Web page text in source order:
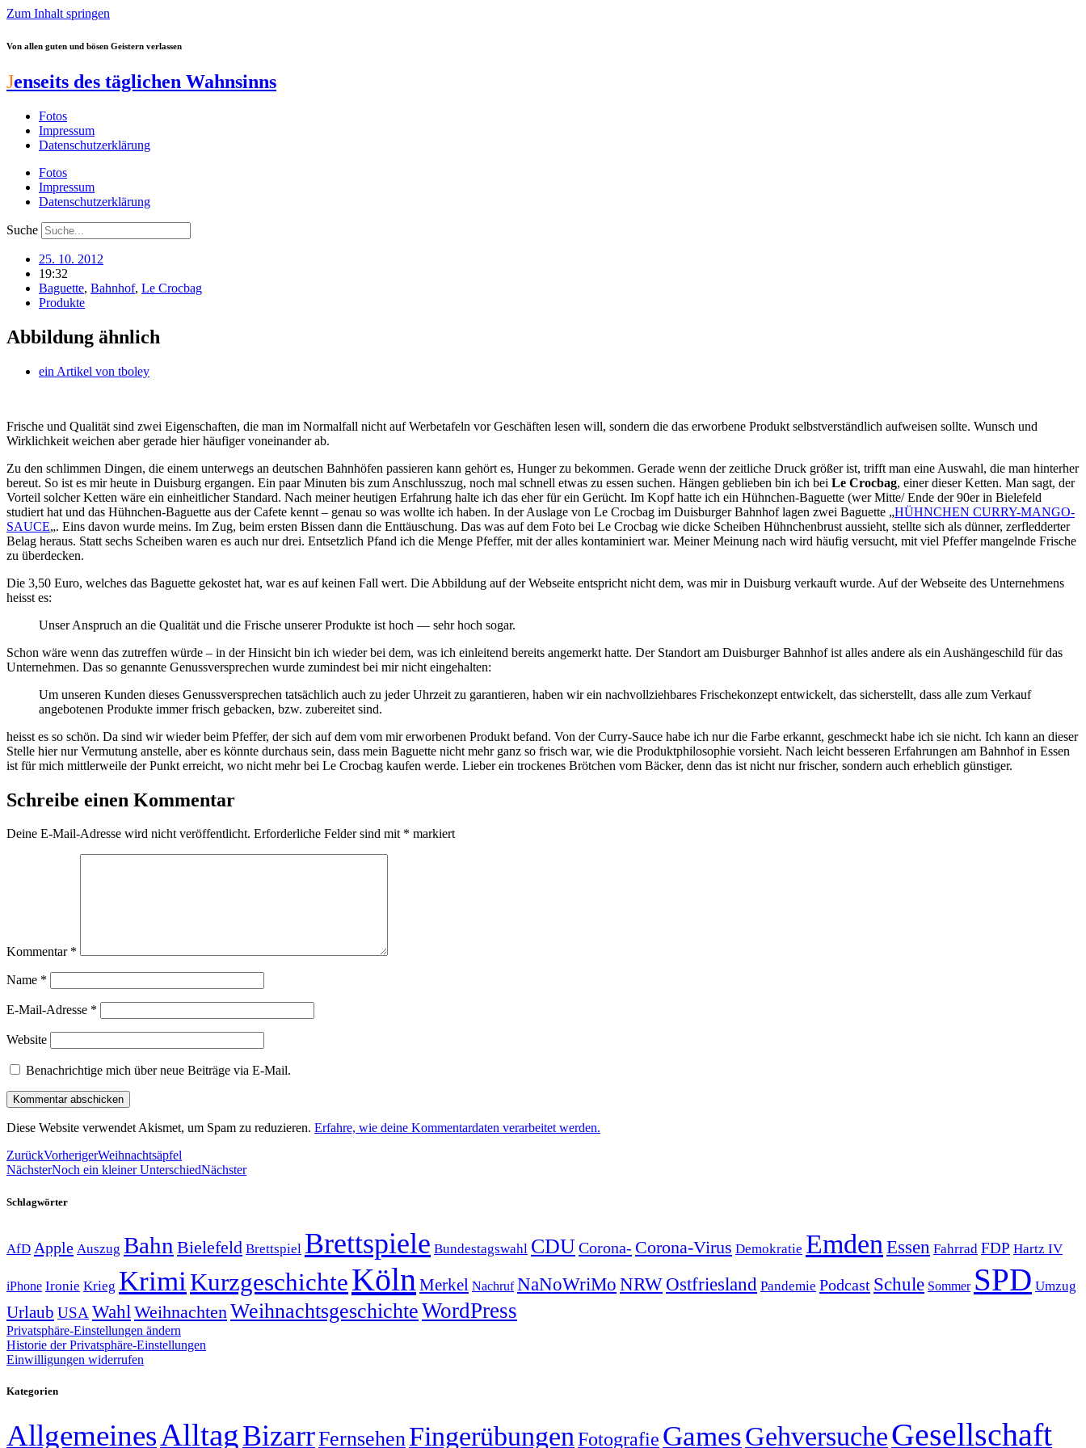
Zum Inhalt springen
Von allen guten und bösen Geistern verlassen
Jenseits des täglichen Wahnsinns
Fotos
Impressum
Datenschutzerklärung
Fotos
Impressum
Datenschutzerklärung
Suche
25. 10. 2012
19:32
Baguette, Bahnhof, Le Crocbag
Produkte
Abbildung ähnlich
ein Artikel von tboley
Frische und Qualität sind zwei Eigenschaften, die man im Normalfall nicht auf Werbetafeln vor Geschäften lesen will, sondern die das erworbene Produkt selbstverständlich aufweisen sollte. Wunsch und
Wirklichkeit weichen aber gerade hier häufiger voneinander ab.
Zu den schlimmen Dingen, die einem unterwegs an deutschen Bahnhöfen passieren kann gehört es, Hunger zu bekommen. Gerade wenn der zeitliche Druck größer ist, trifft man eine Auswahl, die man hinterher
bereut. So ist es mir heute in Duisburg ergangen. Ein paar Minuten bis zum Anschlusszug, noch mal schnell etwas zu essen suchen. Hängen geblieben bin ich bei Le Crocbag, einer dieser Ketten. Man sagt, der
Vorteil solcher Ketten wäre ein einheitlicher Standard. Nach meiner heutigen Erfahrung halte ich das eher für ein Gerücht. Im Kopf hatte ich ein Hühnchen-Baguette (wer Mitte/ Ende der 90er in Bielefeld
studiert hat und das Hühnchen-Baguette aus der Cafete kennt – genau so was wollte ich haben. In der Auslage von Le Crocbag im Duisburger Bahnhof lagen zwei Baguette „HÜHNCHEN CURRY-MANGO-
SAUCE„. Eins davon wurde meins. Im Zug, beim ersten Bissen dann die Enttäuschung. Das was auf dem Foto bei Le Crocbag wie dicke Scheiben Hühnchenbrust aussieht, stellte sich als dünner, zerfledderter
Belag heraus. Statt sechs Scheiben waren es auch nur drei. Entsetzlich Pfand ich die Menge Pfeffer, mit der alles kontaminiert war. Meiner Meinung nach wird häufig versucht, mit viel Pfeffer mangelnde Frische
zu überdecken.
Die 3,50 Euro, welches das Baguette gekostet hat, war es auf keinen Fall wert. Die Abbildung auf der Webseite entspricht nicht dem, was mir in Duisburg verkauft wurde. Auf der Webseite des Unternehmens
heisst es:
Unser Anspruch an die Qualität und die Frische unserer Produkte ist hoch — sehr hoch sogar.
Schon wäre wenn das zutreffen würde – in der Hinsicht bin ich wieder bei dem, was ich einleitend bereits angemerkt hatte. Der Standort am Duisburger Bahnhof ist alles andere als ein Aushängeschild für das
Unternehmen. Das so genannte Genussversprechen wurde zumindest bei mir nicht eingehalten:
Um unseren Kunden dieses Genussversprechen tatsächlich auch zu jeder Uhrzeit zu garantieren, haben wir ein nachvollziehbares Frischekonzept entwickelt, das sicherstellt, dass alle zum Verkauf
angebotenen Produkte immer frisch gebacken, bzw. zubereitet sind.
heisst es so schön. Da sind wir wieder beim Pfeffer, der sich auf dem vom mir erworbenen Produkt befand. Von der Curry-Sauce habe ich nur die Farbe erkannt, geschmeckt habe ich sie nicht. Ich kann an dieser
Stelle hier nur Vermutung anstelle, aber es könnte durchaus sein, dass mein Baguette nicht mehr ganz so frisch war, wie die Produktphilosophie vorsieht. Nach leicht besseren Erfahrungen am Bahnhof in Essen
ist für mich mittlerweile der Punkt erreicht, wo nicht mehr bei Le Crocbag kaufen werde. Lieber ein trockenes Brötchen vom Bäcker, denn das ist nicht nur frischer, sondern auch erheblich günstiger.
Schreibe einen Kommentar
Deine E-Mail-Adresse wird nicht veröffentlicht. Erforderliche Felder sind mit * markiert
Kommentar *
Name *
E-Mail-Adresse *
Website
Benachrichtige mich über neue Beiträge via E-Mail.
Diese Website verwendet Akismet, um Spam zu reduzieren. Erfahre, wie deine Kommentardaten verarbeitet werden.
ZurückVorherigerWeihnachtsäpfel
NächsterNoch ein kleiner UnterschiedNächster
Schlagwörter
AfD Apple Auszug Bahn Bielefeld Brettspiel Brettspiele Bundestagswahl CDUCorona- Corona-Virus Demokratie Emden Essen Fahrrad FDP Hartz IV
iPhone Ironie Krieg KrimiKurzgeschichteKöln Merkel Nachruf NaNoWriMo NRWOstfriesland Pandemie Podcast Schule Sommer SPD Umzug
Urlaub USA Wahl Weihnachten WeihnachtsgeschichteWordPress
Privatsphäre-Einstellungen ändern
Historie der Privatsphäre-Einstellungen
Einwilligungen widerrufen
Kategorien
AllgemeinesAlltagBizarrFernsehenFingerübungen Fotografie GamesGehversucheGesellschaft